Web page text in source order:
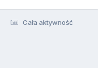
Cała aktywność